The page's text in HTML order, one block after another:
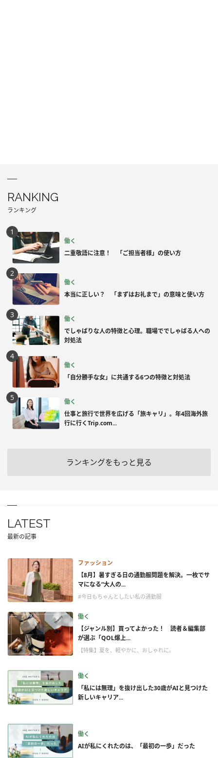
RANKING
ランキング
働く
二重敬語に注意！ 「ご担当者様」の使い方
働く
本当に正しい？ 「まずはお礼まで」の意味と使い方
働く
でしゃばりな人の特徴と心理。職場ででしゃばる人への
対処法
働く
「自分勝手な女」に共通する6つの特徴と対処法
働く
仕事と旅行で世界を広げる「旅キャリ」。年4回海外旅
行に行くTrip.com...
ランキングをもっと見る
LATEST
最新の記事
ファッション
【8月】暑すぎる日の通勤服問題を解決。一枚でサ
マになる“大人の...
#今日もちゃんとしたい私の通勤服
働く
【ジャンル別】買ってよかった！ 読者＆編集部
が選ぶ「QOL爆上...
【特集】夏を、軽やかに、おしゃれに。
働く
「私には無理」を抜け出した30歳がAIと見つけた
新しいキャリア...
働く
AIが私にくれたのは、「最初の一歩」だった